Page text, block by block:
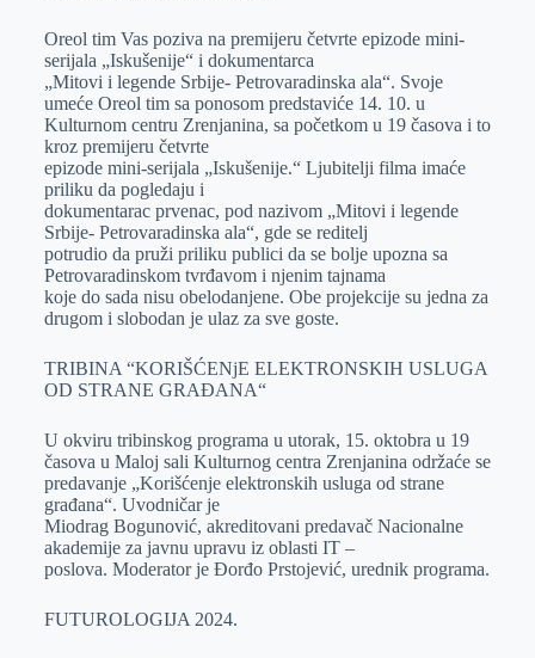
Oreol tim Vas poziva na premijeru četvrte epizode mini-
serijala „Iskušenije“ i dokumentarca
„Mitovi i legende Srbije- Petrovaradinska ala“. Svoje
umeće Oreol tim sa ponosom predstaviće 14. 10. u
Kulturnom centru Zrenjanina, sa početkom u 19 časova i to
kroz premijeru četvrte
epizode mini-serijala „Iskušenije.“ Ljubitelji filma imaće
priliku da pogledaju i
dokumentarac prvenac, pod nazivom „Mitovi i legende
Srbije- Petrovaradinska ala“, gde se reditelj
potrudio da pruži priliku publici da se bolje upozna sa
Petrovaradinskom tvrđavom i njenim tajnama
koje do sada nisu obelodanjene. Obe projekcije su jedna za
drugom i slobodan je ulaz za sve goste.
TRIBINA “KORIŠĆENjE ELEKTRONSKIH USLUGA
OD STRANE GRAĐANA“
U okviru tribinskog programa u utorak, 15. oktobra u 19
časova u Maloj sali Kulturnog centra Zrenjanina održaće se
predavanje „Korišćenje elektronskih usluga od strane
građana“. Uvodničar je
Miodrag Bogunović, akreditovani predavač Nacionalne
akademije za javnu upravu iz oblasti IT –
poslova. Moderator je Đorđo Prstojević, urednik programa.
FUTUROLOGIJA 2024.